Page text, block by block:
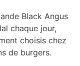
Black Angus
chaque jour,
choisis chez
de burgers.